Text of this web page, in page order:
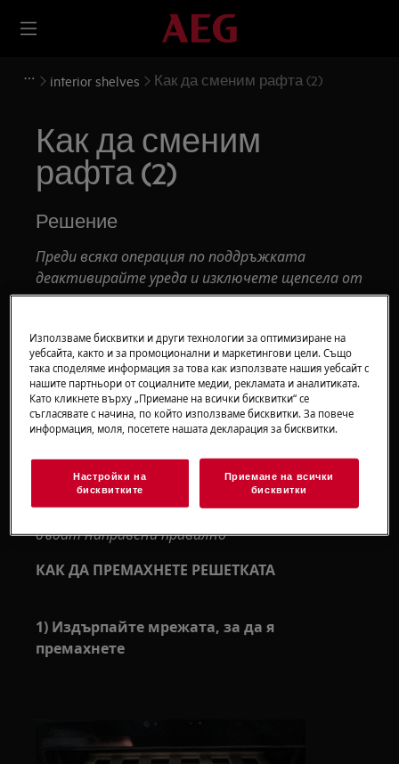
interior shelves Как да сменим рафта (2)
Как да сменим
рафта (2)
Решение
Преди всяка операция по поддръжката
деактивирайте уреда и изключете щепсела от
контакта.
Винаги внимавайте при преместване на уреди,
за тежки уреди е необходимо да го преместят
двама души.
Винаги използвайте предпазни ръкавици и
затворени обувки.
Моля, обърнете внимание, че саморемонтът
или непрофесионалният ремонт могат да
имат последици за безопасността, ако не
бъдат направени правилно
КАК ДА ПРЕМАХНЕТЕ РЕШЕТКАТА
1) Издърпайте мрежата, за да я
премахнете
Използваме бисквитки и други технологии за оптимизиране на
уебсайта, както и за промоционални и маркетингови цели. Също
така споделяме информация за това как използвате нашия уебсайт с
нашите партньори от социалните медии, рекламата и аналитиката.
Като кликнете върху „Приемане на всички бисквитки“ се
съгласявате с начина, по който използваме бисквитки. За повече
информация, моля, посетете нашата декларация за бисквитки.
Настройки на
бисквитките
Приемане на всички
бисквитки